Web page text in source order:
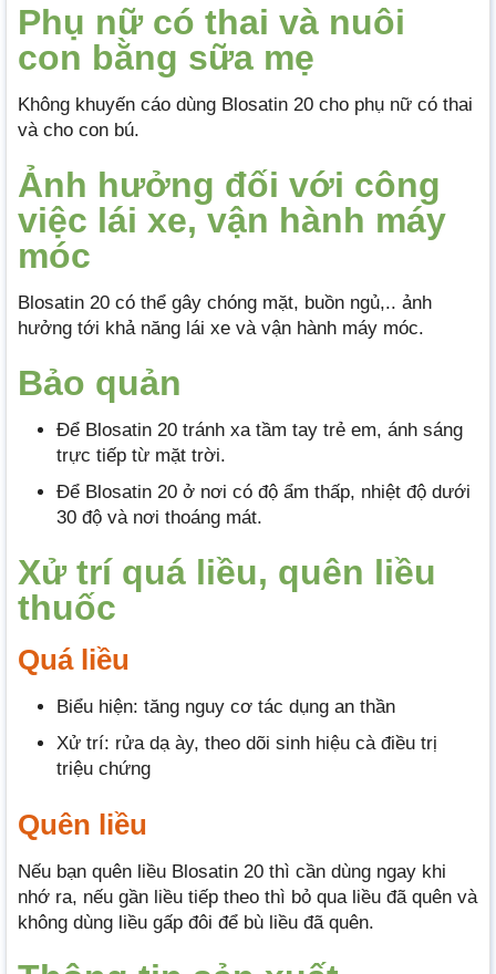
Phụ nữ có thai và nuôi
con bằng sữa mẹ
Không khuyến cáo dùng Blosatin 20 cho phụ nữ có thai
và cho con bú.
Ảnh hưởng đối với công
việc lái xe, vận hành máy
móc
Blosatin 20 có thể gây chóng mặt, buồn ngủ,.. ảnh
hưởng tới khả năng lái xe và vận hành máy móc.
Bảo quản
Để Blosatin 20 tránh xa tầm tay trẻ em, ánh sáng
trực tiếp từ mặt trời.
Để Blosatin 20 ở nơi có độ ẩm thấp, nhiệt độ dưới
30 độ và nơi thoáng mát.
Xử trí quá liều, quên liều
thuốc
Quá liều
Biểu hiện: tăng nguy cơ tác dụng an thần
Xử trí: rửa dạ ày, theo dõi sinh hiệu cà điều trị
triệu chứng
Quên liều
Nếu bạn quên liều Blosatin 20 thì cần dùng ngay khi
nhớ ra, nếu gần liều tiếp theo thì bỏ qua liều đã quên và
không dùng liều gấp đôi để bù liều đã quên.